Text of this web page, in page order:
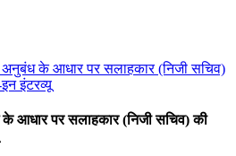
अनुबंध के आधार पर सलाहकार (निजी सचिव)
इंटरव्यू
के आधार पर सलाहकार (निजी सचिव) की